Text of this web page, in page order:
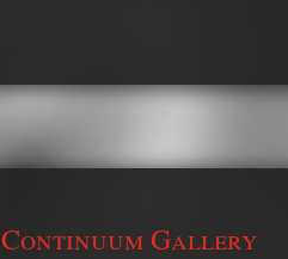
Continuum Gallery